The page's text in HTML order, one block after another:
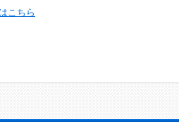
こちら